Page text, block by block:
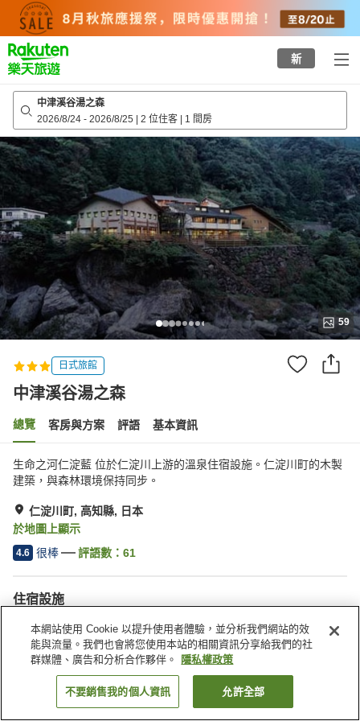
top
page
新
中津溪谷湯之森
2026/8/24 - 2026/8/25 | 2 位住客 | 1 間房
59
日式旅館
中津溪谷湯之森
總覽 客房與方案 評語 基本資訊
生命之河仁淀藍 位於仁淀川上游的溫泉住宿設施。仁淀川町的木製
建築，與森林環境保持同步。
仁淀川町, 高知縣, 日本
於地圖上顯示
4.6 很棒 評語數： 61
住宿設施
停車場
三溫暖
Spa／美容沙龍
餐廳
找客房
本網站使用 Cookie 以提升使用者體驗，並分析我們網站的效
能與流量。我們也會將您使用本站的相關資訊分享給我們的社
群媒體、廣告和分析合作夥伴。
隱私權政策
不要銷售我的個人資訊 允許全部